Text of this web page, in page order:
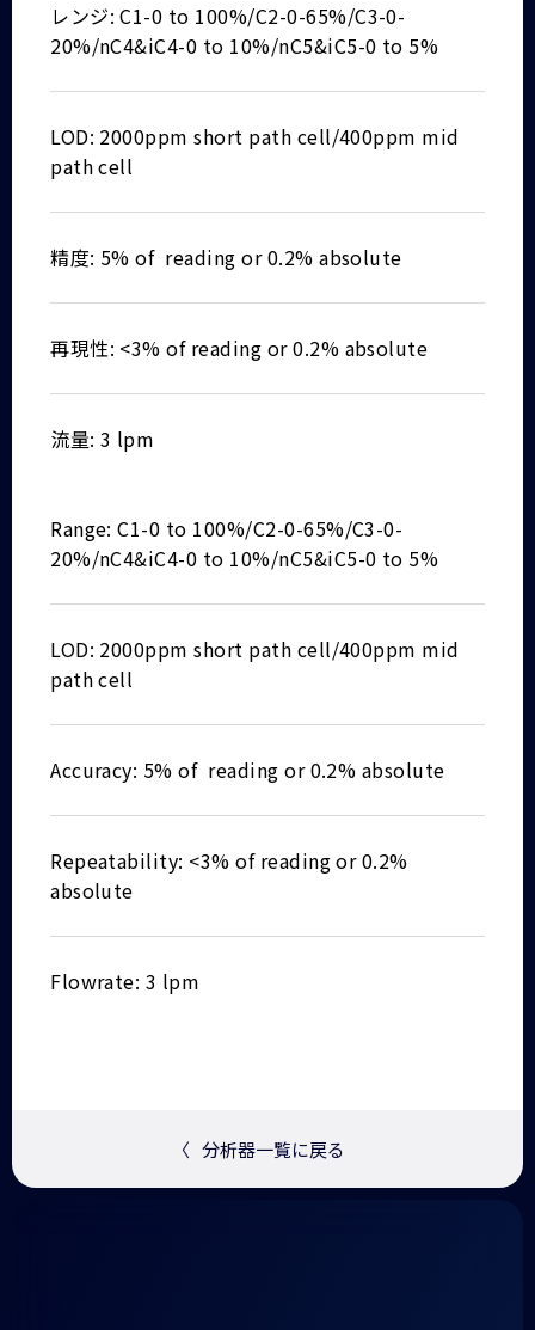
レンジ: C1-0 to 100%/C2-0-65%/C3-0-
20%/nC4&iC4-0 to 10%/nC5&iC5-0 to 5%
LOD: 2000ppm short path cell/400ppm mid
path cell
精度: 5% of reading or 0.2% absolute
再現性: <3% of reading or 0.2% absolute
流量: 3 lpm
Range: C1-0 to 100%/C2-0-65%/C3-0-
20%/nC4&iC4-0 to 10%/nC5&iC5-0 to 5%
LOD: 2000ppm short path cell/400ppm mid
path cell
Accuracy: 5% of reading or 0.2% absolute
Repeatability: <3% of reading or 0.2%
absolute
Flowrate: 3 lpm
〈 分析器一覧に戻る